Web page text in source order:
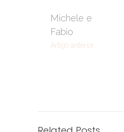
Michele e
Fabio
Artigo anterior